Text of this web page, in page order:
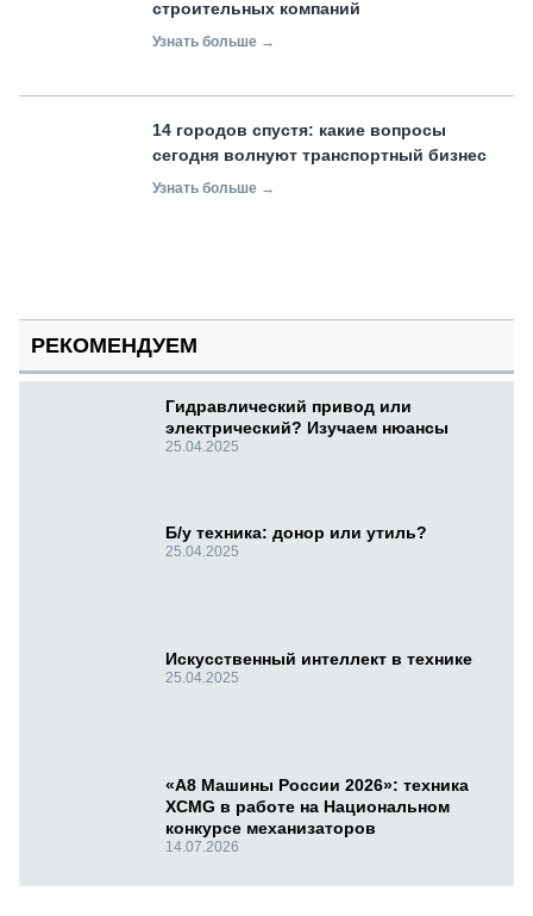
строительных компаний
Узнать больше →
14 городов спустя: какие вопросы
сегодня волнуют транспортный бизнес
Узнать больше →
РЕКОМЕНДУЕМ
Гидравлический привод или
электрический? Изучаем нюансы
25.04.2025
Б/у техника: донор или утиль?
25.04.2025
Искусственный интеллект в технике
25.04.2025
«А8 Машины России 2026»: техника
XCMG в работе на Национальном
конкурсе механизаторов
14.07.2026